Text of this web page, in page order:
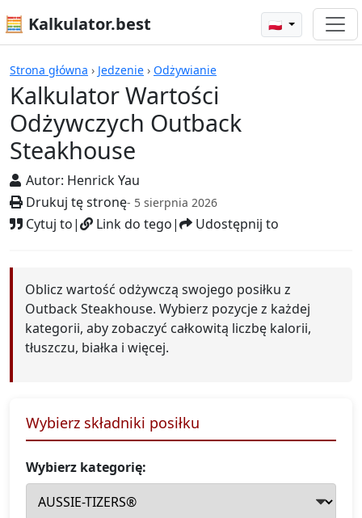
🧮 Kalkulator.best 🇵🇱
Strona główna › Jedzenie › Odżywianie
Kalkulator Wartości
Odżywczych Outback
Steakhouse
Autor: Henrick Yau
Drukuj tę stronę- 5 sierpnia 2026
Cytuj to| Link do tego| Udostępnij to
Kalkulatory
Oblicz wartość odżywczą swojego posiłku z
Outback Steakhouse. Wybierz pozycje z każdej
kategorii, aby zobaczyć całkowitą liczbę kalorii,
tłuszczu, białka i więcej.
Wybierz składniki posiłku
Wybierz kategorię: